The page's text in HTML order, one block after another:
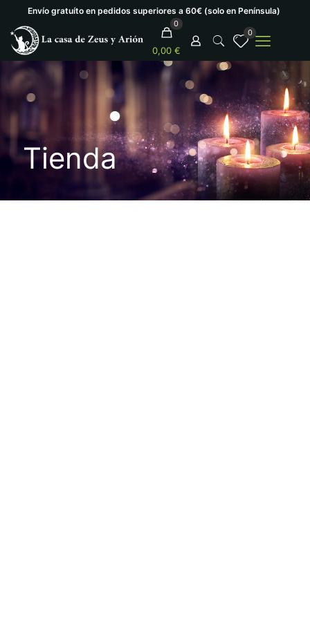
Envío gratuíto en pedidos superiores a 60€ (solo en Península)
0
0,00 €
0
Tienda